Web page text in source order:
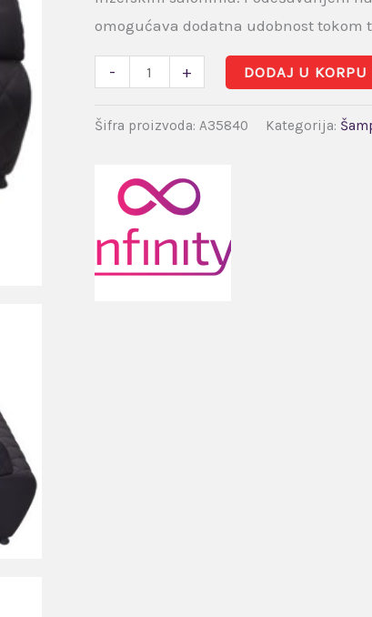
omogućava dodatna udobnost tokom
- + DODAJ U KORPU
Šifra proizvoda: A35840 Kategorija: